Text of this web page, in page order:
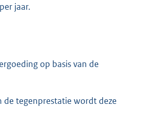
jaar.
op basis van de
de tegenprestatie wordt deze